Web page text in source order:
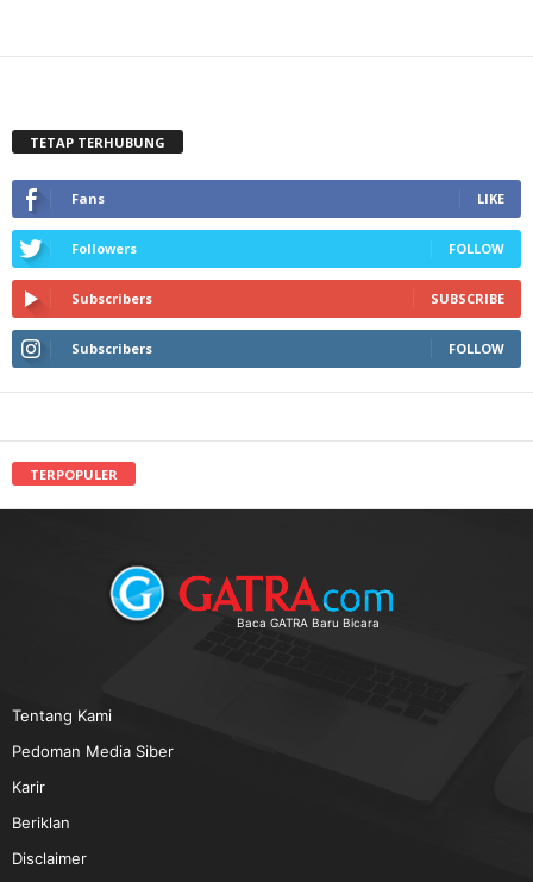
TETAP TERHUBUNG
Fans LIKE
Followers FOLLOW
Subscribers SUBSCRIBE
Subscribers FOLLOW